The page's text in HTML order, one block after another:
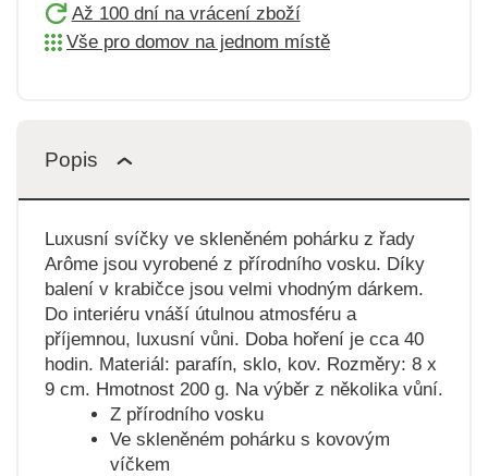
Až 100 dní na vrácení zboží
Vše pro domov na jednom místě
Popis
Luxusní svíčky ve skleněném pohárku z řady
Arôme jsou vyrobené z přírodního vosku. Díky
balení v krabičce jsou velmi vhodným dárkem.
Do interiéru vnáší útulnou atmosféru a
příjemnou, luxusní vůni. Doba hoření je cca 40
hodin. Materiál: parafín, sklo, kov. Rozměry: 8 x
9 cm. Hmotnost 200 g. Na výběr z několika vůní.
Z přírodního vosku
Ve skleněném pohárku s kovovým
víčkem